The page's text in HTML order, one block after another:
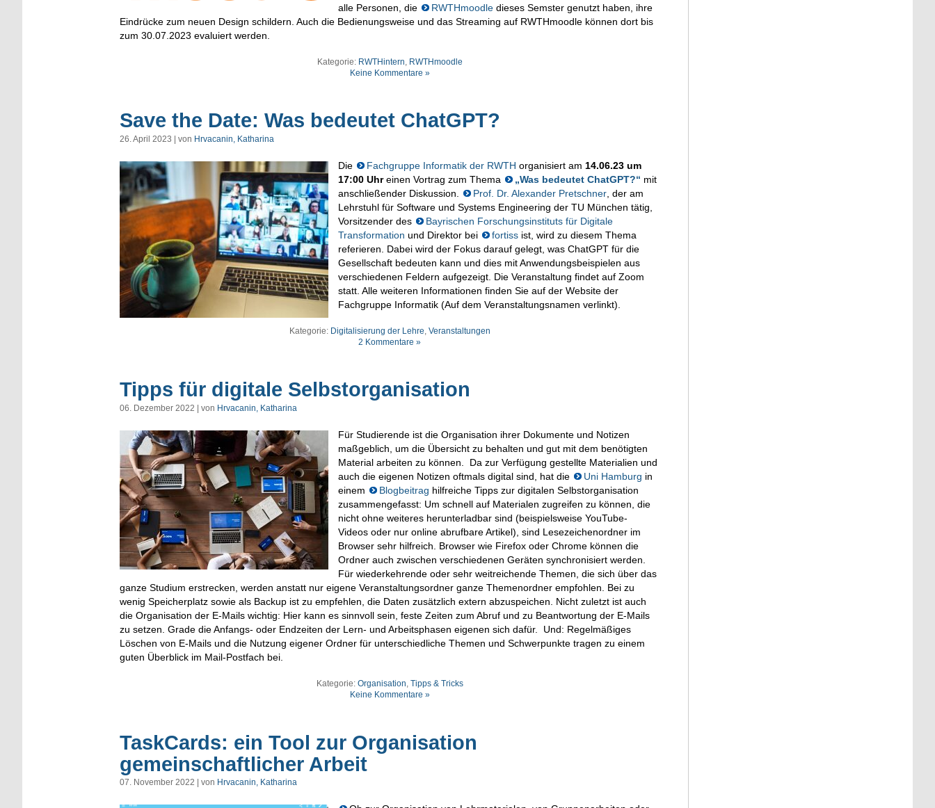
alle Personen, die
RWTHmoodle dieses Semster genutzt haben, ihre
Eindrücke zum neuen Design schildern. Auch die Bedienungsweise und das Streaming auf RWTHmoodle können dort bis
zum 30.07.2023 evaluiert werden.
Kategorie: RWTHintern RWTHmoodle
Keine Kommentare »
Save the Date: Was bedeutet ChatGPT?
26. April 2023 | von Hrvacanin, Katharina
Die Fachgruppe Informatik der RWTH organisiert am 14.06.23 um
17:00 Uhreinen Vortrag zum Thema „Was bedeutet ChatGPT?“ mit
anschließender Diskussion.
Prof. Dr. Alexander Pretschner , der am
Lehrstuhl für Software und Systems Engineering der TU München tätig,
Vorsitzender des
Bayrischen Forschungsinstituts für Digitale
Transformation und Direktor bei fortiss ist, wird zu diesem Thema
referieren. Dabei wird der Fokus darauf gelegt, was ChatGPT für die
Gesellschaft bedeuten kann und dies mit Anwendungsbeispielen aus
verschiedenen Feldern aufgezeigt. Die Veranstaltung findet auf Zoom
statt. Alle weiteren Informationen finden Sie auf der Website der
Fachgruppe Informatik (Auf dem Veranstaltungsnamen verlinkt).
Kategorie: Digitalisierung der Lehre, Veranstaltungen
2 Kommentare »
Tipps für digitale Selbstorganisation
06. Dezember 2022 | von Hrvacanin, Katharina
Für Studierende ist die Organisation ihrer Dokumente und Notizen
maßgeblich, um die Übersicht zu behalten und gut mit dem benötigten
Material arbeiten zu können. Da zur Verfügung gestellte Materialien und
auch die eigenen Notizen oftmals digital sind, hat die
Uni Hamburg in
einem
Blogbeitrag hilfreiche Tipps zur digitalen Selbstorganisation
zusammengefasst: Um schnell auf Materialen zugreifen zu können, die
nicht ohne weiteres herunterladbar sind (beispielsweise YouTube-
Videos oder nur online abrufbare Artikel), sind Lesezeichenordner im
Browser sehr hilfreich. Browser wie Firefox oder Chrome können die
Ordner auch zwischen verschiedenen Geräten synchronisiert werden.
Für wiederkehrende oder sehr weitreichende Themen, die sich über das
ganze Studium erstrecken, werden anstatt nur eigene Veranstaltungsordner ganze Themenordner empfohlen. Bei zu
wenig Speicherplatz sowie als Backup ist zu empfehlen, die Daten zusätzlich extern abzuspeichen. Nicht zuletzt ist auch
die Organisation der E-Mails wichtig: Hier kann es sinnvoll sein, feste Zeiten zum Abruf und zu Beantwortung der E-Mails
zu setzen. Grade die Anfangs- oder Endzeiten der Lern- und Arbeitsphasen eigenen sich dafür. Und: Regelmäßiges
Löschen von E-Mails und die Nutzung eigener Ordner für unterschiedliche Themen und Schwerpunkte tragen zu einem
guten Überblick im Mail-Postfach bei.
Kategorie: Organisation, Tipps & Tricks
Keine Kommentare »
TaskCards: ein Tool zur Organisation
gemeinschaftlicher Arbeit
07. November 2022 | von Hrvacanin, Katharina